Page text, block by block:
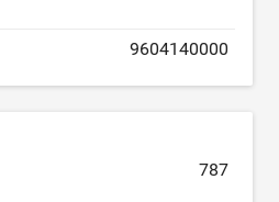
9604140000
787